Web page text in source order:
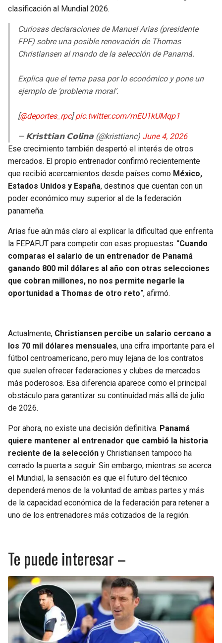
clasificación al Mundial 2026.
Curiosas declaraciones de Manuel Arias (presidente
FPF) sobre una posible renovación de Thomas
Christiansen al mando de la selección de Panamá.
Explica que el tema pasa por lo económico y pone un
ejemplo de ‘problema moral’.
[@deportes_rpc]pic.twitter.com/mEU1kUMqp1
— 𝗞𝗿𝗶𝘀𝘁𝘁𝗶𝗮𝗻 𝗖𝗼𝗹𝗶𝗻𝗮 (@kristtianc) June 4, 2026
Ese crecimiento también despertó el interés de otros
mercados. El propio entrenador confirmó recientemente
que recibió acercamientos desde países como México,
Estados Unidos y España, destinos que cuentan con un
poder económico muy superior al de la federación
panameña.
Arias fue aún más claro al explicar la dificultad que enfrenta
la FEPAFUT para competir con esas propuestas. “Cuando
comparas el salario de un entrenador de Panamá
ganando 800 mil dólares al año con otras selecciones
que cobran millones, no nos permite negarle la
oportunidad a Thomas de otro reto”, afirmó.
Actualmente, Christiansen percibe un salario cercano a
los 70 mil dólares mensuales, una cifra importante para el
fútbol centroamericano, pero muy lejana de los contratos
que suelen ofrecer federaciones y clubes de mercados
más poderosos. Esa diferencia aparece como el principal
obstáculo para garantizar su continuidad más allá de julio
de 2026.
Por ahora, no existe una decisión definitiva. Panamá
quiere mantener al entrenador que cambió la historia
reciente de la selección y Christiansen tampoco ha
cerrado la puerta a seguir. Sin embargo, mientras se acerca
el Mundial, la sensación es que el futuro del técnico
dependerá menos de la voluntad de ambas partes y más
de la capacidad económica de la federación para retener a
uno de los entrenadores más cotizados de la región.
Te puede interesar –